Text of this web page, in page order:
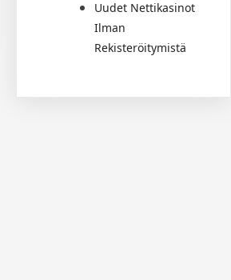
Uudet Nettikasinot
Ilman
Rekisteröitymistä